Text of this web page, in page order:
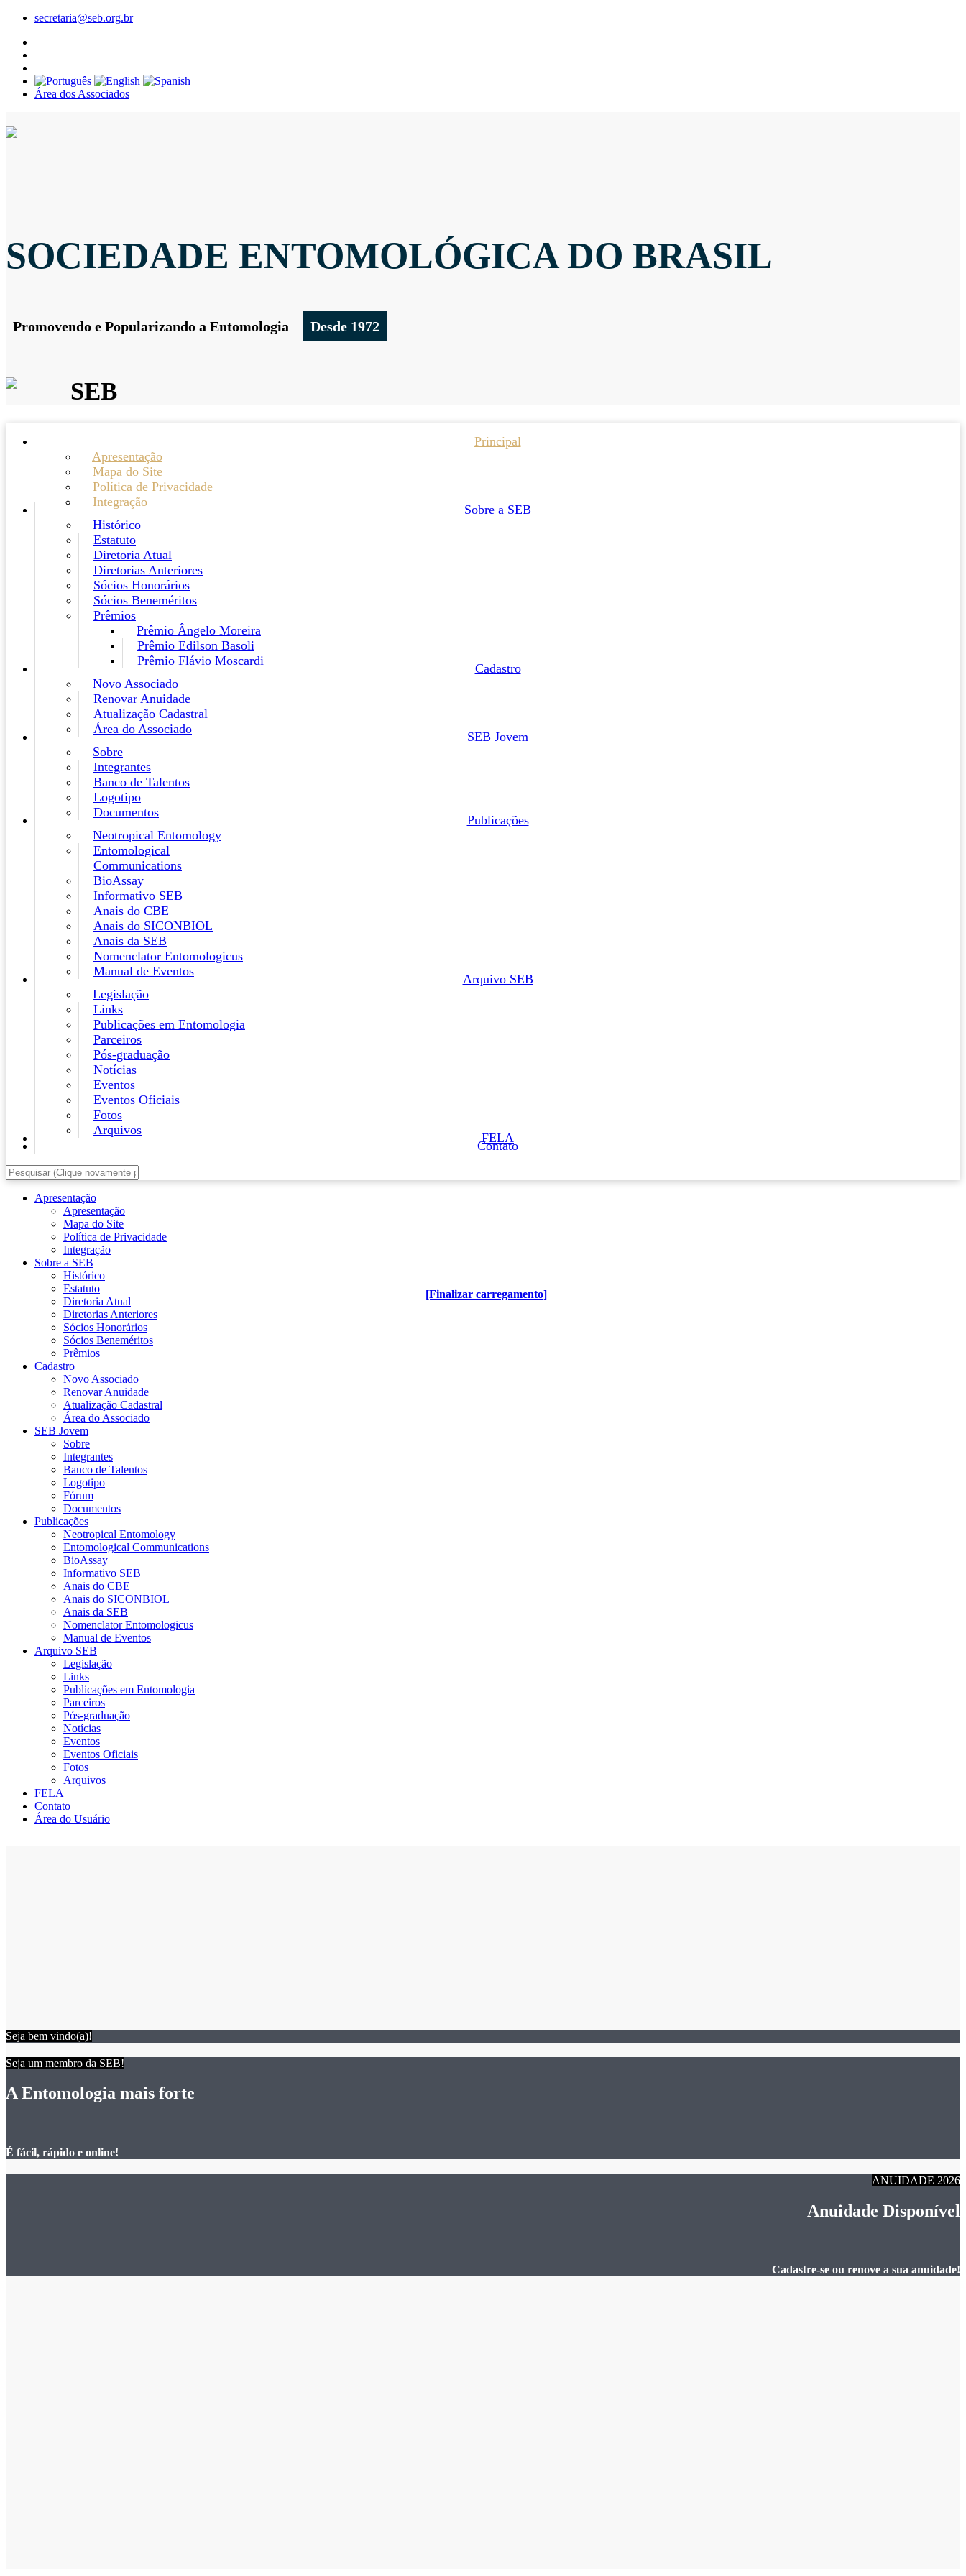
[Finalizar carregamento]
secretaria@seb.org.br
Área dos Associados
SOCIEDADE ENTOMOLÓGICA DO BRASIL
Promovendo e Popularizando a Entomologia Desde 1972
SEB
Principal
Apresentação
Mapa do Site
Política de Privacidade
Integração
Sobre a SEB
Histórico
Estatuto
Diretoria Atual
Diretorias Anteriores
Sócios Honorários
Sócios Beneméritos
Prêmios
Prêmio Ângelo Moreira
Prêmio Edilson Basoli
Prêmio Flávio Moscardi
Cadastro
Novo Associado
Renovar Anuidade
Atualização Cadastral
Área do Associado
SEB Jovem
Sobre
Integrantes
Banco de Talentos
Logotipo
Documentos
Publicações
Neotropical Entomology
Entomological
Communications
BioAssay
Informativo SEB
Anais do CBE
Anais do SICONBIOL
Anais da SEB
Nomenclator Entomologicus
Manual de Eventos
Arquivo SEB
Legislação
Links
Publicações em Entomologia
Parceiros
Pós-graduação
Notícias
Eventos
Eventos Oficiais
Fotos
Arquivos
FELA
Contato
Apresentação
Apresentação
Mapa do Site
Política de Privacidade
Integração
Sobre a SEB
Histórico
Estatuto
Diretoria Atual
Diretorias Anteriores
Sócios Honorários
Sócios Beneméritos
Prêmios
Cadastro
Novo Associado
Renovar Anuidade
Atualização Cadastral
Área do Associado
SEB Jovem
Sobre
Integrantes
Banco de Talentos
Logotipo
Fórum
Documentos
Publicações
Neotropical Entomology
Entomological Communications
BioAssay
Informativo SEB
Anais do CBE
Anais do SICONBIOL
Anais da SEB
Nomenclator Entomologicus
Manual de Eventos
Arquivo SEB
Legislação
Links
Publicações em Entomologia
Parceiros
Pós-graduação
Notícias
Eventos
Eventos Oficiais
Fotos
Arquivos
FELA
Contato
Área do Usuário
Seja bem vindo(a)!
Seja um membro da SEB!
A Entomologia mais forte
É fácil, rápido e online!
ANUIDADE 2026
Anuidade Disponível
Cadastre-se ou renove a sua anuidade!